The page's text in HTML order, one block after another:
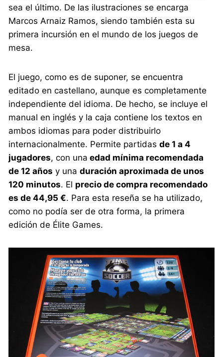
sea el último. De las ilustraciones se encarga
Marcos Arnaiz Ramos, siendo también esta su
primera incursión en el mundo de los juegos de
mesa.
El juego, como es de suponer, se encuentra
editado en castellano, aunque es completamente
independiente del idioma. De hecho, se incluye el
manual en inglés y la caja contiene los textos en
ambos idiomas para poder distribuirlo
internacionalmente. Permite partidasde 1 a 4
jugadores, con una edad mínima recomendada
de 12 años y unaduración aproximada de unos
120 minutos. El precio de compra recomendado
es de 44,95 €. Para esta reseña se ha utilizado,
como no podía ser de otra forma, la primera
edición de Élite Games.